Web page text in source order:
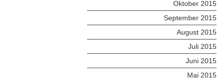
Oktober 2015
September 2015
August 2015
Juli 2015
Juni 2015
Mai 2015